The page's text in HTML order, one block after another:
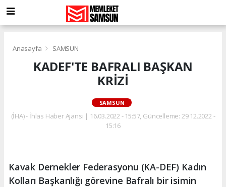
Anasayfa SAMSUN
KADEF'TE BAFRALI BAŞKAN
KRİZİ
SAMSUN
(İHA) - İhlas Haber Ajansı | 16.03.2022 - 15:57, Güncelleme: 29.12.2022 -
15:16
Kavak Dernekler Federasyonu (KA-DEF) Kadın
Kolları Başkanlığı görevine Bafralı bir isimin